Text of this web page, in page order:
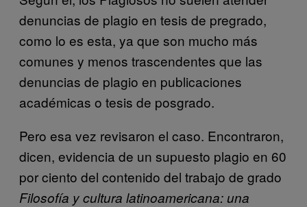
denuncias de plagio en tesis de pregrado,
como lo es esta, ya que son mucho más
comunes y menos trascendentes que las
denuncias de plagio en publicaciones
académicas o tesis de posgrado.
Pero esa vez revisaron el caso. Encontraron,
dicen, evidencia de un supuesto plagio en 60
por ciento del contenido del trabajo de grado
Filosofía y cultura latinoamericana: una